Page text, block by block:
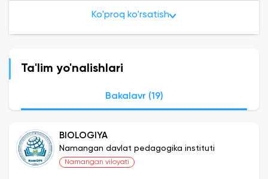
chora-tadbirlari to‘g‘risida»gi Qaroriga asosan
boshqaruv faoliyatini takomillashtirish, pedagogika
ta’minlash maqsadida, 2022/2023 o‘quv yilida
Namangan davlat universitetining pedagogika
ularning negizidagi tegishli magistratura
mutaxassisliklari bo‘yicha qabul qilingan talabalar
o‘qishlarini tegishliligi bo‘yicha Namangan davlat
Ko'proq ko'rsatish
Ta'lim yo'nalishlari
Bakalavr (19)
BIOLOGIYA
Namangan davlat pedagogika instituti
Namangan viloyati